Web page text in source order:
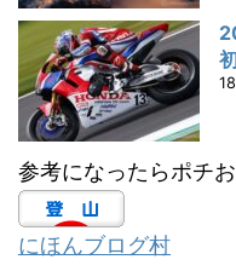
参考になったらポチ
にほんブログ村